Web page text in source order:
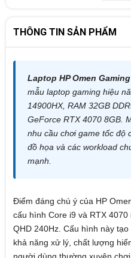
THÔNG TIN SẢN PHẨM
Laptop HP Omen
mẫu laptop gaming hiệu
14900HX, RAM 32GB
GeForce RTX 4070 8GB.
nhu cầu chơi game tốc độ
đồ họa và các workload
mạnh.
Điểm đáng chú ý của HP
cấu hình Core i9 và RTX
QHD 240Hz. Cấu hình này
khả năng xử lý, chất lượng